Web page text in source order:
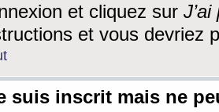
et cliquez sur
et vous devriez
suis inscrit mais ne